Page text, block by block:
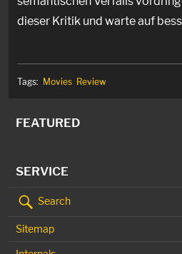
dieser Kritik und warte auf
Tags: Movies Review
FEATURED
SERVICE
Search
Sitemap